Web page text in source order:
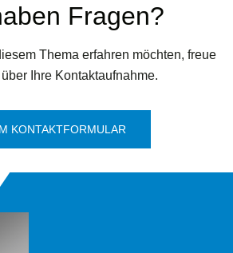
Fragen?
Thema erfahren möchten, freue
Ihre Kontaktaufnahme.
KONTAKTFORMULAR